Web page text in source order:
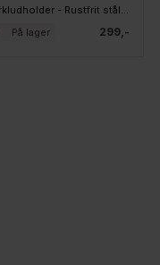
Karkludholder - Rustfrit stål - Til Specialvaske
299,-
På lager